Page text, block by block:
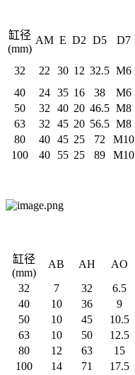
缸径
(mm)
AM E D2 D5 D7
32 22 30 12 32.5 M6
40
24 35 16 38 M6
50
32 40 20 46.5 M8
63
32 45 20 56.5 M8
80
40 45 25 72 M10
100
40 55 25 89 M10
缸径
(mm)
AB AH AO
32
7 32 6.5
40
10 36 9
50
10 45 10.5
63
10 50 12.5
80
12 63 15
100
14 71 17.5